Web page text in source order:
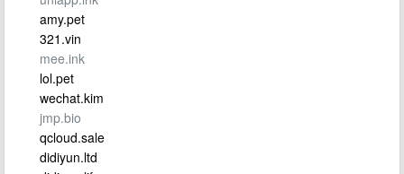
amy.pet
321.vin
mee.ink
lol.pet
wechat.kim
jmp.bio
qcloud.sale
didiyun.ltd